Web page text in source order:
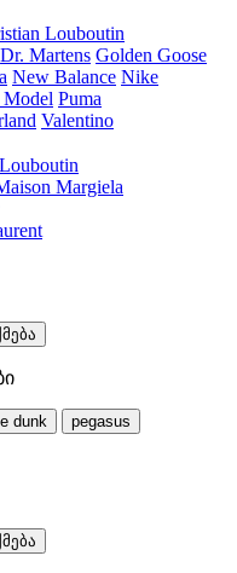
Louboutin
Dr. Martens Golden Goose
New Balance Nike
Puma
Valentino
Margiela
dunk
pegasus